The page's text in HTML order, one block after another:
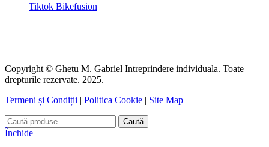
Tiktok Bikefusion
Copyright © Ghetu M. Gabriel Intreprindere individuala. Toate
drepturile rezervate. 2025.
Termeni și Condiții | Politica Cookie | Site Map
Caută
Închide